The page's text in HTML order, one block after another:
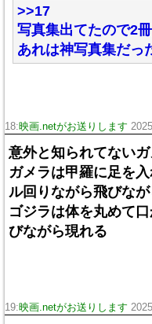
>>17
写真集出てたので2冊
あれは神写真集だっ
18:映画.netがお送りします
意外と知られてない
ガメラは甲羅に足を
ル回りながら飛びな
ゴジラは体を丸めて
びながら現れる
19:映画.netがお送りします